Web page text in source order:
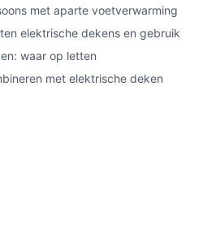
met aparte voetverwarming
elektrische dekens en gebruik
waar op letten
met elektrische deken